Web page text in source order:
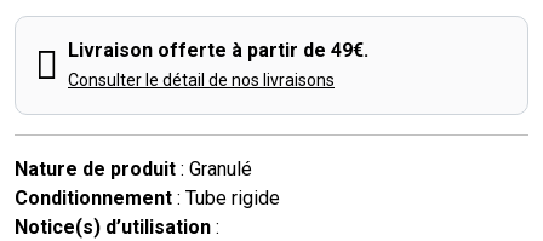
Livraison offerte à partir de 49€.
Consulter le détail de nos livraisons
Nature de produit : Granulé
Conditionnement : Tube rigide
Notice(s) d’utilisation :